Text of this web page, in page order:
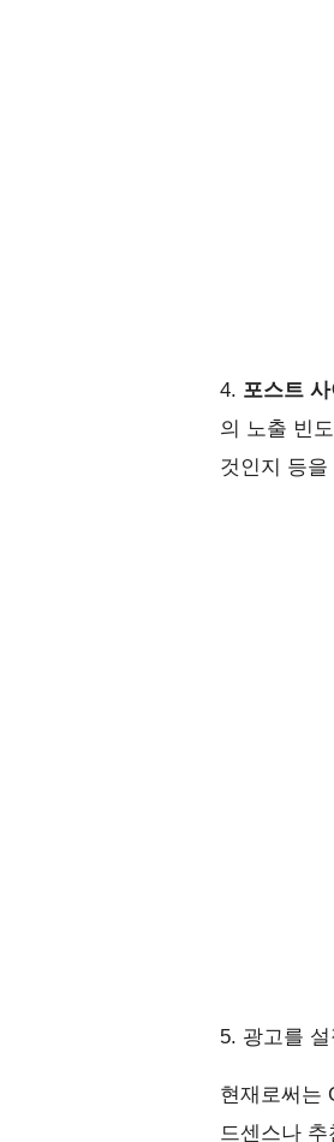
4. 포스트
의 노출 빈
것인지 등
5. 광고를
현재로써는
드센스나